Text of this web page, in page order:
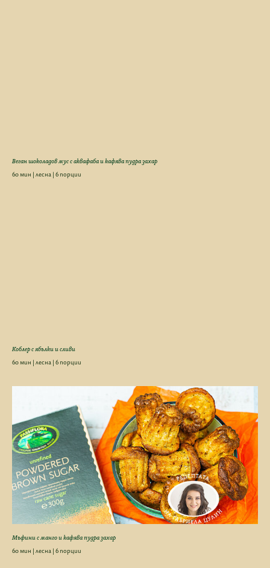
Веган шоколадов мус с аквафаба и кафява пудра захар
60 мин | лесна | 6 порции
Коблер с ябълки и сливи
60 мин | лесна | 6 порции
Мъфини с манго и кафява пудра захар
60 мин | лесна | 6 порции